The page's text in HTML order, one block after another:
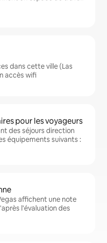
dans cette ville (Las
accès wifi
pour les voyageurs
des séjours direction
équipements suivants :
affichent une note
l'évaluation des